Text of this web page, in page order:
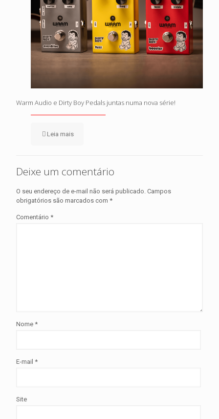
Warm Audio e Dirty Boy Pedals juntas numa nova série!
Leia mais
Deixe um comentário
O seu endereço de e-mail não será publicado. Campos
obrigatórios são marcados com *
Comentário *
Nome *
E-mail *
Site